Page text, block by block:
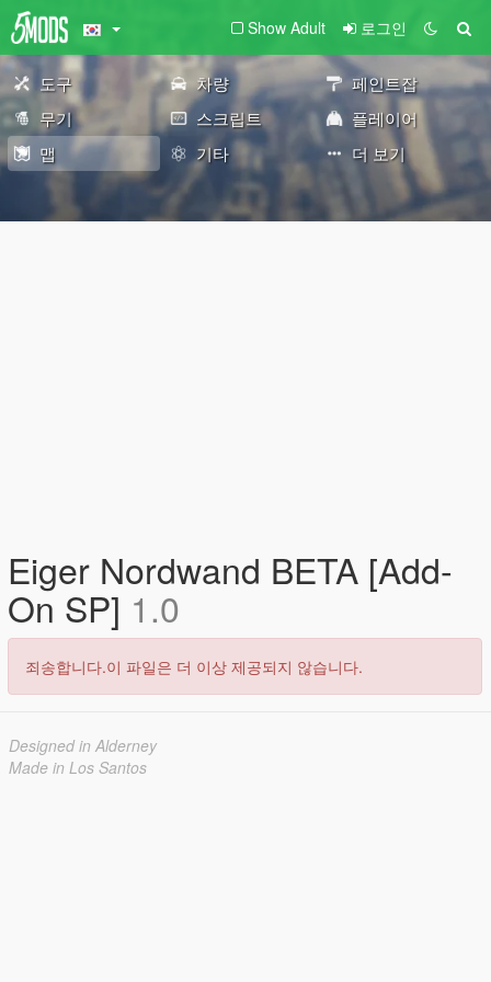
Show Adult 로그인
도구 차량
페인트잡
무기
스크립트
플레이어
맵
기타 더 보기
Eiger Nordwand BETA [Add-
On SP] 1.0
죄송합니다.이 파일은 더 이상 제공되지 않습니다.
Designed in Alderney
Made in Los Santos